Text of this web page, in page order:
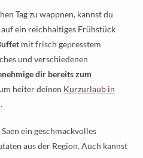
Tag zu wappnen, kannst du
auf ein reichhaltiges Frühstück
mit frisch gepresstem
und verschiedenen
dir bereits zum
heiter deinen Kurzurlaub in
ein geschmackvolles
aus der Region. Auch kannst